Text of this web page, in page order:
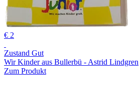
€ 2
Zustand Gut
Wir Kinder aus Bullerbü - Astrid Lindgren
Zum Produkt